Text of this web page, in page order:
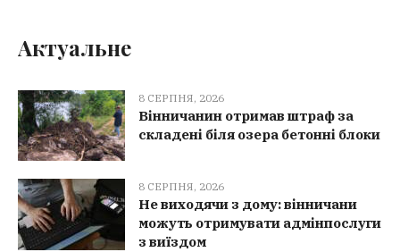
Актуальне
8 СЕРПНЯ, 2026
Вінничанин отримав штраф за
складені біля озера бетонні блоки
8 СЕРПНЯ, 2026
Не виходячи з дому: вінничани
можуть отримувати адмінпослуги
з виїздом